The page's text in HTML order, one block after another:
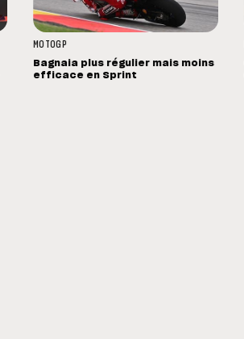
MOTOGP
Bagnaia plus régulier mais moins
efficace en Sprint